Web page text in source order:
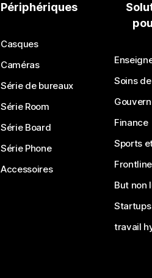
Périphériques
Casques
Caméras
Série de bureaux
Série Room
Série Board
Série Phone
Accessoires
Soins
Finance
Sports
Frontline
But non
Startups
travail